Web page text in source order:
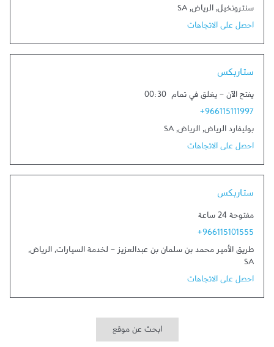
سنترونخيل, الرياض,
SA
احصل على الاتجاهات
ستاربكس
يفتح الآن - يغلق في تمام 00:30
+966115111997
بوليفارد الرياض, الرياض,
SA
احصل على الاتجاهات
ستاربكس
مفتوحة 24 ساعة
+966115101555
طريق الأمير محمد بن سلمان بن عبدالعزيز - لخدمة السيارات, الرياض,
SA
احصل على الاتجاهات
ابحث عن موقع